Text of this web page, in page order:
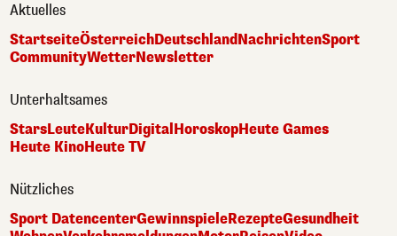
Aktuelles
StartseiteÖsterreichDeutschlandNachrichtenSport
CommunityWetterNewsletter
Unterhaltsames
StarsLeuteKulturDigital HoroskopHeute Games
Heute KinoHeute TV
Nützliches
Sport DatencenterGewinnspieleRezepteGesundheit